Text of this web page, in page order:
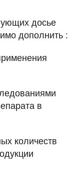
досье
дополнить :
в
количеств